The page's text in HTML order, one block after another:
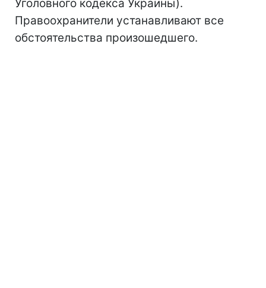
Уголовного кодекса Украины).
Правоохранители устанавливают все
обстоятельства произошедшего.